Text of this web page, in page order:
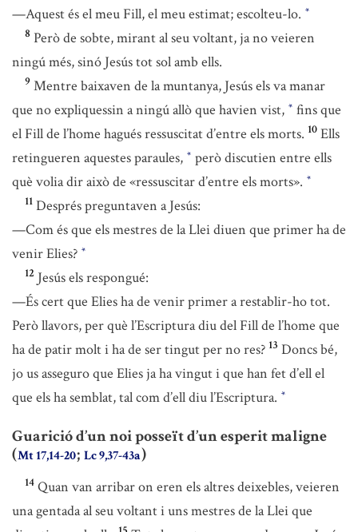
—Aquest és el meu Fill, el meu estimat; escolteu-lo. *
8 Però de sobte, mirant al seu voltant, ja no veieren
ningú més, sinó Jesús tot sol amb ells.
9 Mentre baixaven de la muntanya, Jesús els va manar
que no expliquessin a ningú allò que havien vist, * fins que
el Fill de l’home hagués ressuscitat d’entre els morts. 10 Ells
retingueren aquestes paraules, * però discutien entre ells
què volia dir això de «ressuscitar d’entre els morts». *
11 Després preguntaven a Jesús:
—Com és que els mestres de la Llei diuen que primer ha de
venir Elies? *
12 Jesús els respongué:
—És cert que Elies ha de venir primer a restablir-ho tot.
Però llavors, per què l’Escriptura diu del Fill de l’home que
ha de patir molt i ha de ser tingut per no res? 13 Doncs bé,
jo us asseguro que Elies ja ha vingut i que han fet d’ell el
que els ha semblat, tal com d’ell diu l’Escriptura. *
Guarició d’un noi posseït d’un esperit maligne
(Mt 17,14-20; Lc 9,37-43a)
14 Quan van arribar on eren els altres deixebles, veieren
una gentada al seu voltant i uns mestres de la Llei que